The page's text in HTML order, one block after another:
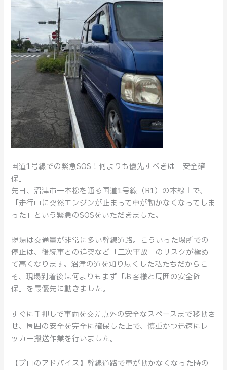
国道1号線での緊急SOS！何よりも優先すべきは「安全確
保」
先日、沼津市一本松を通る国道1号線（R1）の本線上で、
「走行中に突然エンジンが止まって車が動かなくなってしま
った」という緊急のSOSをいただきました。
現場は交通量が非常に多い幹線道路。こういった場所での
停止は、後続車との追突など「二次事故」のリスクが極め
て高くなります。沼津の道を知り尽くした私たちだからこ
そ、現場到着後は何よりもまず「お客様と周囲の安全確
保」を最優先に動きました。
すぐに手押しで車両を交差点外の安全なスペースまで移動さ
せ、周囲の安全を完全に確保した上で、慎重かつ迅速にレ
ッカー搬送作業を行いました。
【プロのアドバイス】幹線道路で車が動かなくなった時の
レ
ー
業
者
教
え
る
二
次
事
故
を
防
ぐ
な
対
処
法